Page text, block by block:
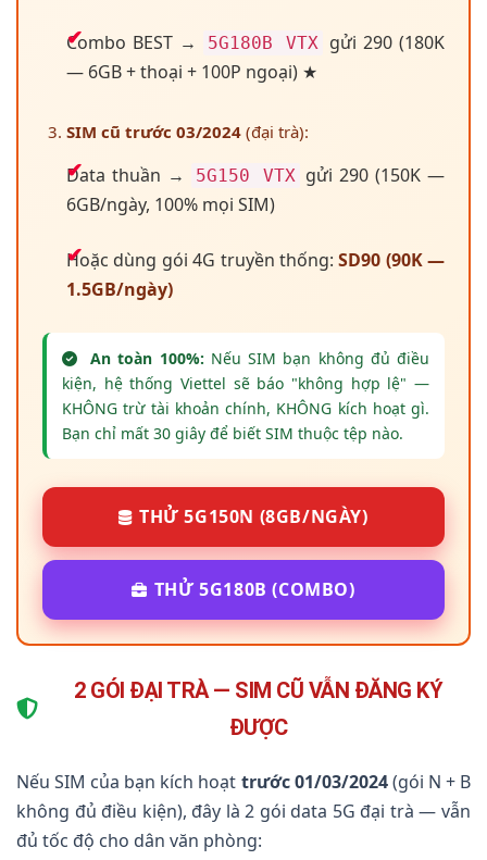
Combo BEST → 5G180B VTX gửi 290 (180K
— 6GB + thoại + 100P ngoại) ★
SIM cũ trước 03/2024 (đại trà):
Data thuần → 5G150 VTX gửi 290 (150K —
6GB/ngày, 100% mọi SIM)
Hoặc dùng gói 4G truyền thống:SD90 (90K —
1.5GB/ngày)
An toàn 100%: Nếu SIM bạn không đủ điều
kiện, hệ thống Viettel sẽ báo "không hợp lệ" —
KHÔNG trừ tài khoản chính, KHÔNG kích hoạt gì.
Bạn chỉ mất 30 giây để biết SIM thuộc tệp nào.
THỬ 5G150N (8GB/NGÀY)
THỬ 5G180B (COMBO)
2 GÓI ĐẠI TRÀ — SIM CŨ VẪN ĐĂNG KÝ
ĐƯỢC
Nếu SIM của bạn kích hoạt trước 01/03/2024(gói N + B
không đủ điều kiện), đây là 2 gói data 5G đại trà — vẫn
đủ tốc độ cho dân văn phòng: